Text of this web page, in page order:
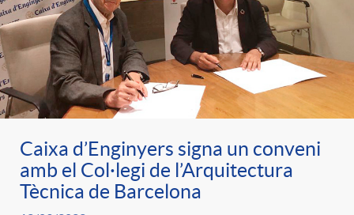
Caixa d’Enginyers signa un conveni
amb el Col·legi de l’Arquitectura
Tècnica de Barcelona